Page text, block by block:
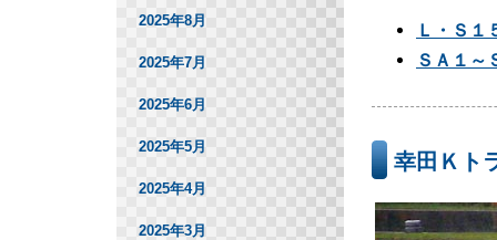
Ｌ・Ｓ１
ＳＡ１～
幸田Ｋト
2025年8月
2025年7月
2025年6月
2025年5月
2025年4月
2025年3月